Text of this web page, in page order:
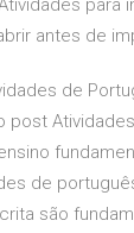
Atividades
antes de
de
post
de
são